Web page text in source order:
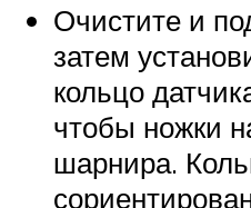
Очистите и
затем
кольцо
чтобы ножки
шарнира.